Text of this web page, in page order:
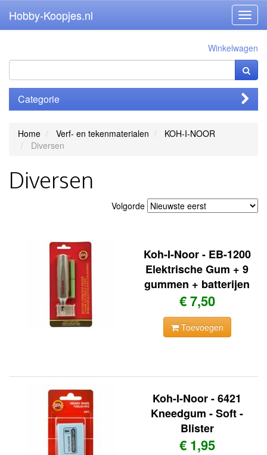
Hobby-Koopjes.nl
Winkelwagen
Categorie
Home Verf- en tekenmaterialen
KOH-I-NOOR
Diversen
Diversen
Volgorde
Koh-I-Noor - EB-1200
Elektrische Gum + 9
gummen + batterijen
€ 7,50
Toevoegen
Koh-I-Noor - 6421
Kneedgum - Soft -
Blister
€ 1,95